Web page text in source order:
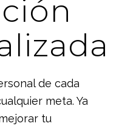
de cada
meta. Ya
tu